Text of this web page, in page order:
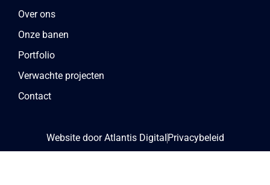
Over ons
Onze banen
Portfolio
Verwachte projecten
Contact
Website door Atlantis Digital Privacybeleid